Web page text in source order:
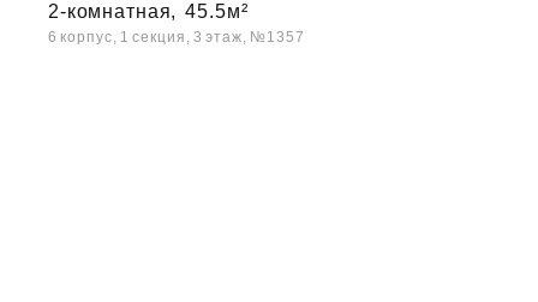
2-комнатная, 45.5м²
6 корпус, 1 секция, 3 этаж, №1357